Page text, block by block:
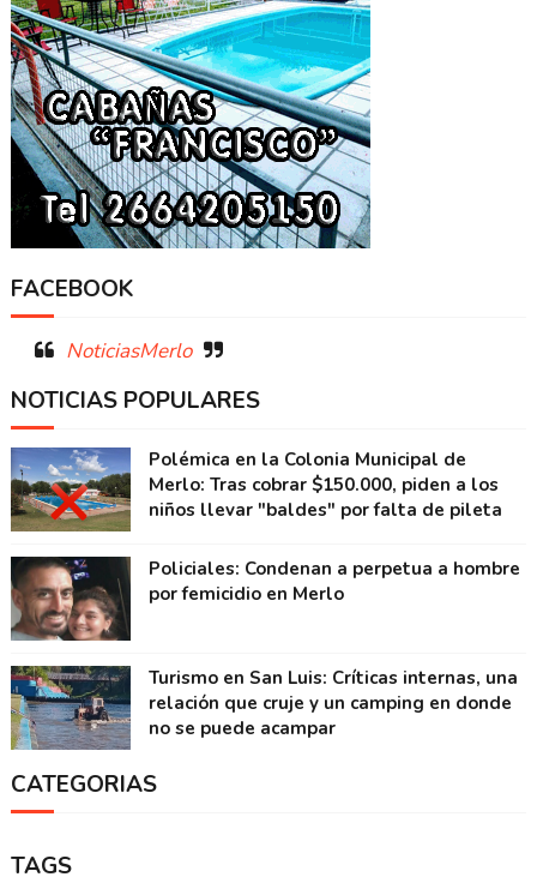
FACEBOOK
NoticiasMerlo
NOTICIAS POPULARES
Polémica en la Colonia Municipal de
Merlo: Tras cobrar $150.000, piden a los
niños llevar "baldes" por falta de pileta
Policiales: Condenan a perpetua a hombre
por femicidio en Merlo
Turismo en San Luis: Críticas internas, una
relación que cruje y un camping en donde
no se puede acampar
CATEGORIAS
TAGS